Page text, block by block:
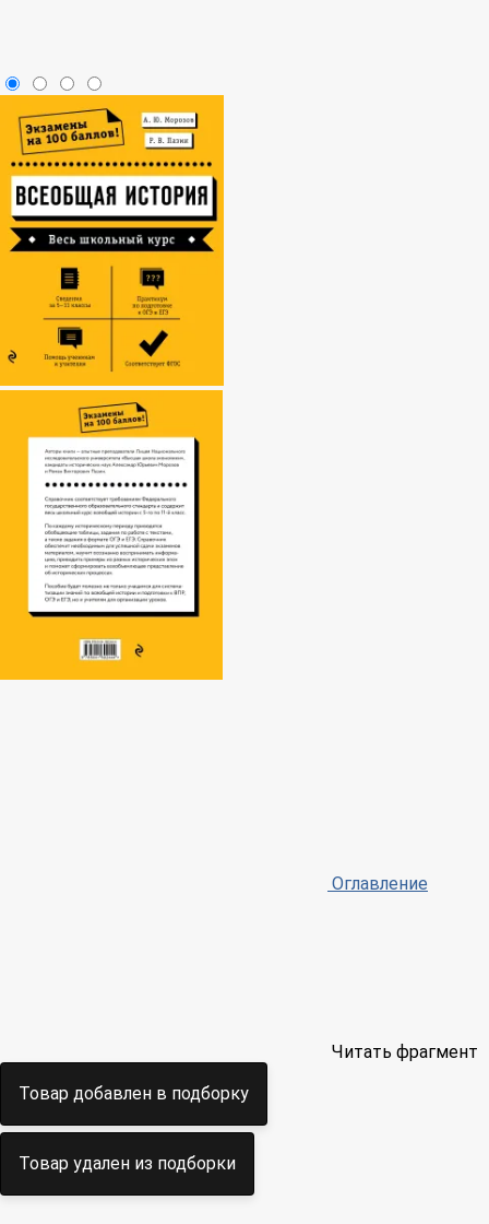
Оглавление
Читать фрагмент
Товар добавлен в подборку
Товар удален из подборки